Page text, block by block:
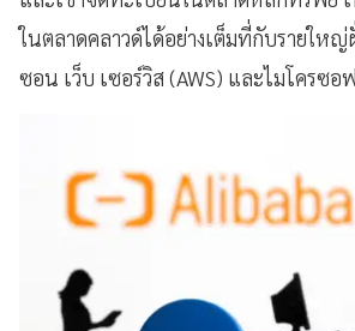
ในตลาดคลาวด์ได้อย่างเต็มที่กับรายใหญ่
ซอน เว็บ เซอร์วิส (AWS) และไมโครซอ